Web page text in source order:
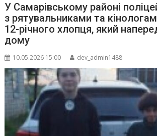
У Самарівському районі
з рятувальниками та
12-річного хлопця, який
дому
10.05.2026 15:00 dev_admin1488